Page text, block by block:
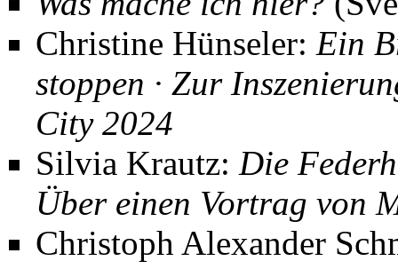
Christine Hünseler: Ein
stoppen · Zur
City 2024
Silvia Krautz: Die
Über einen Vortrag von
Christoph Alexander